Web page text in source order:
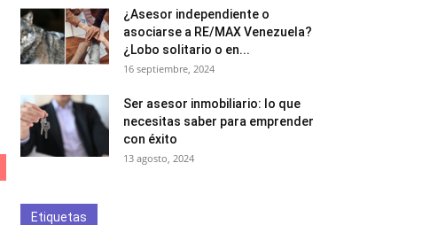
¿Asesor independiente o
asociarse a RE/MAX Venezuela?
¿Lobo solitario o en...
16 septiembre, 2024
Ser asesor inmobiliario: lo que
necesitas saber para emprender
con éxito
13 agosto, 2024
Etiquetas